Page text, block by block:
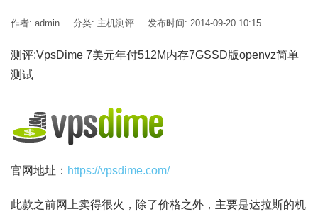
作者: admin 分类: 主机测评 发布时间: 2014-09-20 10:15
测评:VpsDime 7美元年付512M内存7GSSD版openvz简单
测试
官网地址： https://vpsdime.com/
此款之前网上卖得很火，除了价格之外，主要是达拉斯的机